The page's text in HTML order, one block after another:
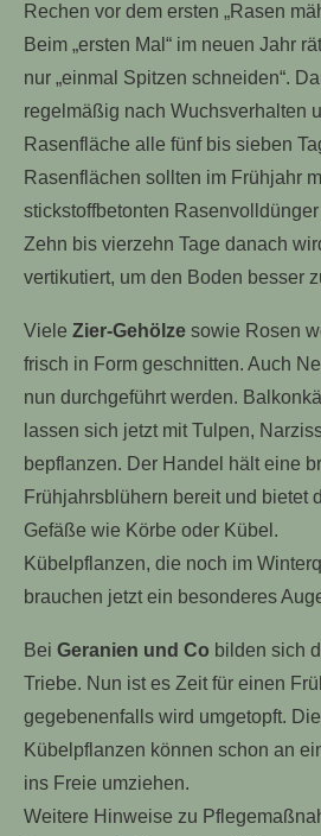
Rechen vor dem ersten „Rasen
Beim „ersten Mal“ im neuen Jahr
nur „einmal Spitzen schneiden“.
regelmäßig nach Wuchsverhalten
Rasenfläche alle fünf bis sieben
Rasenflächen sollten im Frühjahr
stickstoffbetonten
Zehn bis vierzehn Tage danach
vertikutiert, um den Boden besser
Viele Zier-Gehölze sowie Rosen
frisch in Form geschnitten. Auch
nun durchgeführt werden.
lassen sich jetzt mit Tulpen,
bepflanzen. Der Handel hält eine
Frühjahrsblühern bereit und bietet
Gefäße wie Körbe oder Kübel.
Kübelpflanzen, die noch im
brauchen jetzt ein besonderes
Bei Geranien und Co bilden sich
Triebe. Nun ist es Zeit für einen
gegebenenfalls wird umgetopft.
Kübelpflanzen können schon an
ins Freie umziehen.
Weitere Hinweise zu